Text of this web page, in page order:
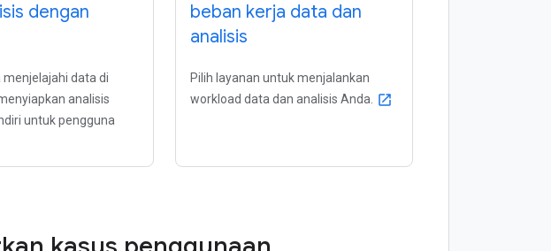
dengan
menjelajahi data di
analisis
untuk pengguna
beban kerja data dan
analisis
Pilih layanan untuk menjalankan
workload data dan analisis Anda.
open_in_new